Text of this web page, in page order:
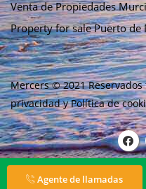
Venta de Propiedades
Property for sale Puerto de
Mercers © 2021
privacidadyPolítica de
Agente de llamadas